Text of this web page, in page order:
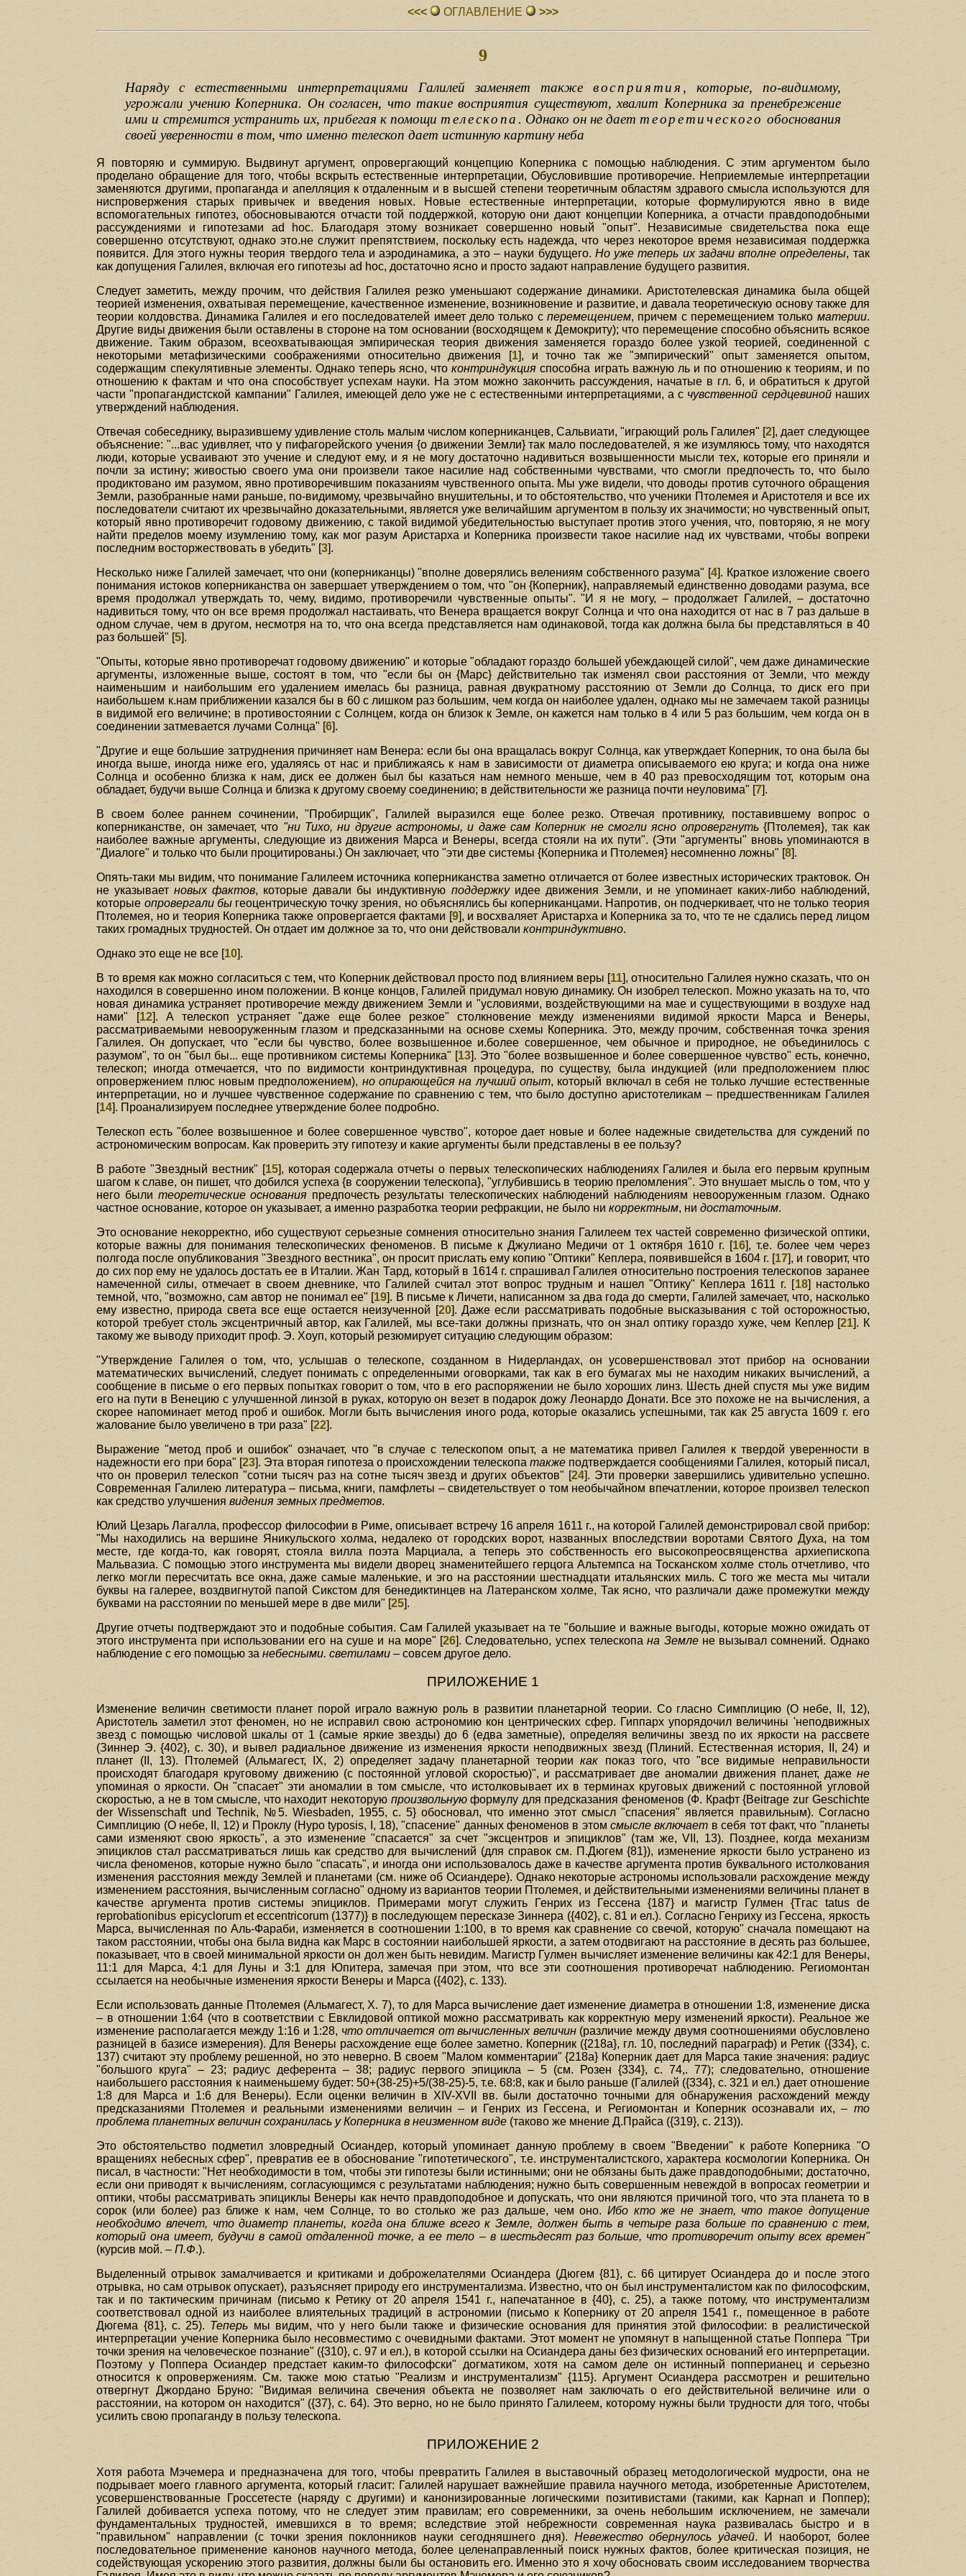
<<< ОГЛАВЛЕHИЕ >>>
9
Наряду с естественными интерпретациями Галилей заменяет такжевосприятия, которые, по-видимому,
угрожали учению Коперника. Он согласен, что такие восприятия существуют, хвалит Коперника за пренебрежение
ими и стремится устранить их, прибегая к помощи телескопа. Однако он не дает теоретического обоснования
своей уверенности в том, что именно телескоп дает истинную картину неба
Я повторяю и суммирую. Выдвинут аргумент, опровергающий концепцию Коперника с помощью наблюдения. С этим аргументом было
проделано обращение для того, чтобы вскрыть естественные интерпретации, Обусловившие противоречие. Неприемлемые интерпретации
заменяются другими, пропаганда и апелляция к отдаленным и в высшей степени теоретичным областям здравого смысла используются для
ниспровержения старых привычек и введения новых. Новые естественные интерпретации, которые формулируются явно в виде
вспомогательных гипотез, обосновываются отчасти той поддержкой, которую они дают концепции Коперника, а отчасти правдоподобными
рассуждениями и гипотезами ad hoc. Благодаря этому возникает совершенно новый "опыт". Независимые свидетельства пока еще
совершенно отсутствуют, однако это.не служит препятствием, поскольку есть надежда, что через некоторое время независимая поддержка
появится. Для этого нужны теория твердого тела и аэродинамика, а это – науки будущего. Но уже теперь их задачи вполне определены, так
как допущения Галилея, включая его гипотезы ad hoc, достаточно ясно и просто задают направление будущего развития.
Следует заметить, между прочим, что действия Галилея резко уменьшают содержание динамики. Аристотелевская динамика была общей
теорией изменения, охватывая перемещение, качественное изменение, возникновение и развитие, и давала теоретическую основу также для
теории колдовства. Динамика Галилея и его последователей имеет дело только сперемещением, причем с перемещением толькоматерии.
Другие виды движения были оставлены в стороне на том основании (восходящем к Демокриту); что перемещение способно объяснить всякое
движение. Таким образом, всеохватывающая эмпирическая теория движения заменяется гораздо более узкой теорией, соединенной с
некоторыми метафизическими соображениями относительно движения [1], и точно так же "эмпирический" опыт заменяется опытом,
содержащим спекулятивные элементы. Однако теперь ясно, чтоконтриндукция способна играть важную ль и по отношению к теориям, и по
отношению к фактам и что она способствует успехам науки. На этом можно закончить рассуждения, начатые в гл. 6, и обратиться к другой
части "пропагандистской кампании" Галилея, имеющей дело уже не с естественными интерпретациями, а с чувственной сердцевинойнаших
утверждений наблюдения.
Отвечая собеседнику, выразившему удивление столь малым числом коперниканцев, Сальвиати, "играющий роль Галилея" [2], дает следующее
объяснение: "...вас удивляет, что у пифагорейского учения {о движении Земли} так мало последователей, я же изумляюсь тому, что находятся
люди, которые усваивают это учение и следуют ему, и я не могу достаточно надивиться возвышенности мысли тех, которые его приняли и
почли за истину; живостью своего ума они произвели такое насилие над собственными чувствами, что смогли предпочесть то, что было
продиктовано им разумом, явно противоречившим показаниям чувственного опыта. Мы уже видели, что доводы против суточного обращения
Земли, разобранные нами раньше, по-видимому, чрезвычайно внушительны, и то обстоятельство, что ученики Птолемея и Аристотеля и все их
последователи считают их чрезвычайно доказательными, является уже величайшим аргументом в пользу их значимости; но чувственный опыт,
который явно противоречит годовому движению, с такой видимой убедительностью выступает против этого учения, что, повторяю, я не могу
найти пределов моему изумлению тому, как мог разум Аристарха и Коперника произвести такое насилие над их чувствами, чтобы вопреки
последним восторжествовать в убедить" [3].
Несколько ниже Галилей замечает, что они (коперниканцы) "вполне доверялись велениям собственного разума" [4]. Краткое изложение своего
понимания истоков коперниканства он завершает утверждением о том, что "он {Коперник}, направляемый единственно доводами разума, все
время продолжал утверждать то, чему, видимо, противоречили чувственные опыты". "И я не могу, – продолжает Галилей, – достаточно
надивиться тому, что он все время продолжал настаивать, что Венера вращается вокруг Солнца и что она находится от нас в 7 раз дальше в
одном случае, чем в другом, несмотря на то, что она всегда представляется нам одинаковой, тогда как должна была бы представляться в 40
раз большей" [5].
"Опыты, которые явно противоречат годовому движению" и которые "обладают гораздо большей убеждающей силой", чем даже динамические
аргументы, изложенные выше, состоят в том, что "если бы он {Марс} действительно так изменял свои расстояния от Земли, что между
наименьшим и наибольшим его удалением имелась бы разница, равная двукратному расстоянию от Земли до Солнца, то диск его при
наибольшем к.нам приближении казался бы в 60 с лишком раз большим, чем когда он наиболее удален, однако мы не замечаем такой разницы
в видимой его величине; в противостоянии с Солнцем, когда он близок к Земле, он кажется нам только в 4 или 5 раз большим, чем когда он в
соединении затмевается лучами Солнца" [6].
"Другие и еще большие затруднения причиняет нам Венера: если бы она вращалась вокруг Солнца, как утверждает Коперник, то она была бы
иногда выше, иногда ниже его, удаляясь от нас и приближаясь к нам в зависимости от диаметра описываемого ею круга; и когда она ниже
Солнца и особенно близка к нам, диск ее должен был бы казаться нам немного меньше, чем в 40 раз превосходящим тот, которым она
обладает, будучи выше Солнца и близка к другому своему соединению; в действительности же разница почти неуловима" [7].
В своем более раннем сочинении, "Пробирщик", Галилей выразился еще более резко. Отвечая противнику, поставившему вопрос о
коперниканстве, он замечает, что "ни Тихо, ни другие астрономы, и даже сам Коперник не смогли ясно опровергнуть{Птолемея}, так как
наиболее важные аргументы, следующие из движения Марса и Венеры, всегда стояли на их пути". (Эти "аргументы" вновь упоминаются в
"Диалоге" и только что были процитированы.) Он заключает, что "эти две системы {Коперника и Птолемея} несомненно ложны" [8].
Опять-таки мы видим, что понимание Галилеем источника коперниканства заметно отличается от более известных исторических трактовок. Он
не указываетновых фактов, которые давали бы индуктивную поддержкуидее движения Земли, и не упоминает каких-либо наблюдений,
которые опровергали быгеоцентрическую точку зрения, но объяснялись бы коперниканцами. Напротив, он подчеркивает, что не только теория
Птолемея, но и теория Коперника также опровергается фактами [9], и восхваляет Аристарха и Коперника за то, что те не сдались перед лицом
таких громадных трудностей. Он отдает им должное за то, что они действоваликонтриндуктивно.
Однако это еще не все [10].
В то время как можно согласиться с тем, что Коперник действовал просто под влиянием веры [11], относительно Галилея нужно сказать, что он
находился в совершенно ином положении. В конце концов, Галилей придумал новую динамику. Он изобрел телескоп. Можно указать на то, что
новая динамика устраняет противоречие между движением Земли и "условиями, воздействующими на мае и существующими в воздухе над
нами" [12]. А телескоп устраняет "даже еще более резкое" столкновение между изменениями видимой яркости Марса и Венеры,
рассматриваемыми невооруженным глазом и предсказанными на основе схемы Коперника. Это, между прочим, собственная точка зрения
Галилея. Он допускает, что "если бы чувство, более возвышенное и.более совершенное, чем обычное и природное, не объединилось с
разумом", то он "был бы... еще противником системы Коперника" [13]. Это "более возвышенное и более совершенное чувство" есть, конечно,
телескоп; иногда отмечается, что по видимости контриндуктивная процедура, по существу, была индукцией (или предположением плюс
опровержением плюс новым предположением),но опирающейся на лучший опыт, который включал в себя не только лучшие естественные
интерпретации, но и лучшее чувственное содержание по сравнению с тем, что было доступно аристотеликам – предшественникам Галилея
[14]. Проанализируем последнее утверждение более подробно.
Телескоп есть "более возвышенное и более совершенное чувство", которое дает новые и более надежные свидетельства для суждений по
астрономическим вопросам. Как проверить эту гипотезу и какие аргументы были представлены в ее пользу?
В работе "Звездный вестник" [15], которая содержала отчеты о первых телескопических наблюдениях Галилея и была его первым крупным
шагом к славе, он пишет, что добился успеха {в сооружении телескопа}, "углубившись в теорию преломления". Это внушает мысль о том, что у
него были теоретические основанияпредпочесть результаты телескопических наблюдений наблюдениям невооруженным глазом. Однако
частное основание, которое он указывает, а именно разработка теории рефракции, не было никорректным, нидостаточным.
Это основание некорректно, ибо существуют серьезные сомнения относительно знания Галилеем тех частей современно физической оптики,
которые важны для понимания телескопических феноменов. В письме к Джулиано Медичи от 1 октября 1610 г. [16], т.е. более чем через
полгода после опубликования "Звездного вестника", он просит прислать ему копию "Оптики" Кеплера, появившейся в 1604 г. [17], и говорит, что
до сих пор ему не удалось достать ее в Италии. Жан Тард, который в 1614 г. спрашивал Галилея относительно построения телескопов заранее
намеченной силы, отмечает в своем дневнике, что Галилей считал этот вопрос трудным и нашел "Оптику" Кеплера 1611 г. [18] настолько
темной, что, "возможно, сам автор не понимал ее" [19]. В письме к Личети, написанном за два года до смерти, Галилей замечает, что, насколько
ему известно, природа света все еще остается неизученной [20]. Даже если рассматривать подобные высказывания с той осторожностью,
которой требует столь эксцентричный автор, как Галилей, мы все-таки должны признать, что он знал оптику гораздо хуже, чем Кеплер [21]. К
такому же выводу приходит проф. Э. Хоуп, который резюмирует ситуацию следующим образом:
"Утверждение Галилея о том, что, услышав о телескопе, созданном в Нидерландах, он усовершенствовал этот прибор на основании
математических вычислений, следует понимать с определенными оговорками, так как в его бумагах мы не находим никаких вычислений, а
сообщение в письме о его первых попытках говорит о том, что в его распоряжении не было хороших линз. Шесть дней спустя мы уже видим
его на пути в Венецию с улучшенной линзой в руках, которую он везет в подарок дожу Леонардо Донати. Все это похоже не на вычисления, а
скорее напоминает метод проб и ошибок. Могли быть вычисления иного рода, которые оказались успешными, так как 25 августа 1609 г. его
жалование было увеличено в три раза" [22].
Выражение "метод проб и ошибок" означает, что "в случае с телескопом опыт, а не математика привел Галилея к твердой уверенности в
надежности его при бора" [23]. Эта вторая гипотеза о происхождении телескопатакже подтверждается сообщениями Галилея, который писал,
что он проверил телескоп "сотни тысяч раз на сотне тысяч звезд и других объектов" [24]. Эти проверки завершились удивительно успешно.
Современная Галилею литература – письма, книги, памфлеты – свидетельствует о том необычайном впечатлении, которое произвел телескоп
как средство улучшениявидения земных предметов.
Юлий Цезарь Лагалла, профессор философии в Риме, описывает встречу 16 апреля 1611 г., на которой Галилей демонстрировал свой прибор:
"Мы находились на вершине Яникульского холма, недалеко от городских ворот, названных впоследствии воротами Святого Духа, на том
месте, где когда-то, как говорят, стояла вилла поэта Марциала, а теперь это собственность его высокопреосвященства архиепископа
Мальвазиа. С помощью этого инструмента мы видели дворец знаменитейшего герцога Альтемпса на Тосканском холме столь отчетливо, что
легко могли пересчитать все окна, даже самые маленькие, и эго на расстоянии шестнадцати итальянских миль. С того же места мы читали
буквы на галерее, воздвигнутой папой Сикстом для бенедиктинцев на Латеранском холме, Так ясно, что различали даже промежутки между
буквами на расстоянии по меньшей мере в две мили" [25].
Другие отчеты подтверждают это и подобные события. Сам Галилей указывает на те "большие и важные выгоды, которые можно ожидать от
этого инструмента при использовании его на суше и на море" [26]. Следовательно, успех телескопана Землене вызывал сомнений. Однако
наблюдение с его помощью занебесными. светилами – совсем другое дело.
ПРИЛОЖЕНИЕ 1
Изменение величин светимости планет порой играло важную роль в развитии планетарной теории. Со гласно Симплицию (О небе, II, 12),
Аристотель заметил этот феномен, но не исправил свою астрономию кон центрических сфер. Гиппарх упорядочил величины 'неподвижных
звезд с помощью числовой шкалы от 1 (самые яркие звезды) до 6 (едва заметные), определяя величины звезд по их яркости на рассвете
(Зиннер Э. {402}, с. 30), и вывел радиальное движение из изменения яркости неподвижных звезд (Плиний. Естественная история, II, 24) и
планет (II, 13). Птолемей (Альмагест, IX, 2) определяет задачу планетарной теориикак показ того, что "все видимые неправильности
происходят благодаря круговому движению (с постоянной угловой скоростью)", и рассматривает две аномалии движения планет, дажене
упоминая о яркости. Он "спасает" эти аномалии в том смысле, что истолковывает их в терминах круговых движений с постоянной угловой
скоростью, а не в том смысле, что находит некоторую произвольнуюформулу для предсказания феноменов (Ф. Крафт {Beitrage zur Geschichte
der Wissenschaft und Technik, №5. Wiesbaden, 1955, с. 5} обосновал, что именно этот смысл "спасения" является правильным). Согласно
Симплицию (О небе, II, 12) и Проклу (Нуро typosis, I, 18), "спасение" данных феноменов в этомсмысле включает в себя тот факт, что "планеты
сами изменяют свою яркость", а это изменение "спасается" за счет "эксцентров и эпициклов" (там же, VII, 13). Позднее, когда механизм
эпициклов стал рассматриваться лишь как средство для вычислений (для справок см. П.Дюгем {81}), изменение яркости было устранено из
числа феноменов, которые нужно было "спасать", и иногда они использовалось даже в качестве аргумента против буквального истолкования
изменения расстояния между Землей и планетами (см. ниже об Осиандере). Однако некоторые астрономы использовали расхождение между
изменением расстояния, вычисленным согласно" одному из вариантов теории Птолемея, и действительными изменениями величины планет в
качестве аргумента против системы эпициклов. Примерами могут служить Генрих из Гессена {187} и магистр Гулмен {Тгас tatus de
reprobationibus epicyclorum et eccentricorum (1377)} в последующем пересказе Зиннера ({402}, с. 81 и ел.). Согласно Генриху из Гессена, яркость
Марса, вычисленная по Аль-Фараби, изменяется в соотношении 1:100, в то время как сравнение со свечой, которую" сначала помещают на
таком расстоянии, чтобы она была видна как Марс в состоянии наибольшей яркости, а затем отодвигают на расстояние в десять раз большее,
показывает, что в своей минимальной яркости он дол жен быть невидим. Магистр Гулмен вычисляет изменение величины как 42:1 для Венеры,
11:1 для Марса, 4:1 для Луны и 3:1 для Юпитера, замечая при этом, что все эти соотношения противоречат наблюдению. Региомонтан
ссылается на необычные изменения яркости Венеры и Марса ({402}, с. 133).
Если использовать данные Птолемея (Альмагест, X. 7), то для Марса вычисление дает изменение диаметра в отношении 1:8, изменение диска
– в отношении 1:64 (что в соответствии с Евклидовой оптикой можно рассматривать как корректную меру изменений яркости). Реальное же
изменение располагается между 1:16 и 1:28,что отличается от вычисленных величин(различие между двумя соотношениями обусловлено
разницей в базисе измерения). Для Венеры расхождение еще более заметно. Коперник ({218a}, гл. 10, последний параграф) и Ретик ({334}, с.
137) считают эту проблему решенной, но это неверно. В своем "Малом комментарии" {218а} Коперник дает для Марса такие значения: радиус
"большого круга" – 23; радиус деферента – 38; радиус первого эпицикла – 5 (см. Розен {334}, с. 74,. 77); следовательно, отношение
наибольшего расстояния к наименьшему будет: 50+(38-25)+5/(38-25)-5, т.е. 68:8, как и было раньше (Галилей ({334}, с. 321 и ел.) дает отношение
1:8 для Марса и 1:6 для Венеры). Если оценки величин в XIV-XVII вв. были достаточно точными для обнаружения расхождений между
предсказаниями Птолемея и реальными изменениями величин – и Генрих из Гессена, и Региомонтан и Коперник осознавали их, – то
проблема планетных величин сохранилась у Коперника в неизменном виде (таково же мнение Д.Прайса ({319}, с. 213)).
Это обстоятельство подметил зловредный Осиандер, который упоминает данную проблему в своем "Введении" к работе Коперника "О
вращениях небесных сфер", превратив ее в обоснование "гипотетического", т.е. инструменталистского, характера космологии Коперника. Он
писал, в частности: "Нет необходимости в том, чтобы эти гипотезы были истинными; они не обязаны быть даже правдоподобными; достаточно,
если они приводят к вычислениям, согласующимся с результатами наблюдения; нужно быть совершенным невеждой в вопросах геометрии и
оптики, чтобы рассматривать эпициклы Венеры как нечто правдоподобное и допускать, что они являются причиной того, что эта планета то в
сорок (или более) раз ближе к нам, чем Солнце, то во столько же раз дальше, чем оно. Ибо кто же не знает, что такое допущение
необходимо влечет, что диаметр планеты, когда она ближе всего к Земле, должен быть в четыре раза больше по сравнению с тем,
который она имеет, будучи в самой отдаленной точке, а ее тело – в шестьдесят раз больше, что противоречит опыту всех времен"
(курсив мой. –П.Ф.).
Выделенный отрывок замалчивается и критиками и доброжелателями Осиандера (Дюгем {81}, с. 66 цитирует Осиандера до и после этого
отрывка, но сам отрывок опускает), разъясняет природу его инструментализма. Известно, что он был инструменталистом как по философским,
так и по тактическим причинам (письмо к Ретику от 20 апреля 1541 г., напечатанное в {40}, с. 25), а также потому, что инструментализм
соответствовал одной из наиболее влиятельных традиций в астрономии (письмо к Копернику от 20 апреля 1541 г., помещенное в работе
Дюгема {81}, с. 25). Теперь мы видим, что у него были также и физические основания для принятия этой философии: в реалистической
интерпретации учение Коперника было несовместимо с очевидными фактами. Этот момент не упомянут в напыщенной статье Поппера "Три
точки зрения на человеческое познание" ({310}, с. 97 и ел.), в которой ссылки на Осиандера даны без физических оснований его интерпретации.
Поэтому у Поппера Осиандер предстает каким-то философски" догматиком, хотя на самом деле он истинный попперианец и серьезно
относится к опровержениям. См. также мою статью "Реализм и инструментализм" {115}. Аргумент Осиандера рассмотрен и решительно
отвергнут Джордано Бруно: "Видимая величина свечения объекта не позволяет нам заключать о его действительной величине или о
расстоянии, на котором он находится" ({37}, с. 64). Это верно, но не было принято Галилеем, которому нужны были трудности для того, чтобы
усилить свою пропаганду в пользу телескопа.
ПРИЛОЖЕНИЕ 2
Хотя работа Мэчемера и предназначена для того, чтобы превратить Галилея в выставочный образец методологической мудрости, она не
подрывает моего главного аргумента, который гласит: Галилей нарушает важнейшие правила научного метода, изобретенные Аристотелем,
усовершенствованные Гроссетесте (наряду с другими) и канонизированные логическими позитивистами (такими, как Карнап и Поппер);
Галилей добивается успеха потому, что не следует этим правилам; его современники, за очень небольшим исключением, не замечали
фундаментальных трудностей, имевшихся в то время; вследствие этой небрежности современная наука развивалась быстро и в
"правильном" направлении (с точки зрения поклонников науки сегодняшнего дня).Невежество обернулось удачей. И наоборот, более
последовательное применение канонов научного метода, более целенаправленный поиск нужных фактов, более критическая позиция, не
содействующая ускорению этого развития, должны были бы остановить его. Именно это я хочу обосновать своим исследованием творчества